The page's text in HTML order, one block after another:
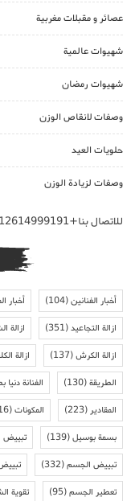
عصائر و مقبلات مغربية
شهيوات عالمية
شهيوات رمضان
وصفات لانقاص الوزن
حلويات العيد
وصفات لزيادة الوزن
للاتصال بنا+212614999191
أخبار الفنانين(104) أخبار
ازالة التجاعيد(351) ازالة
ازالة الكرش(137) ازالة
الطريقة(130) الفنانة دنيا
المقادير(223) المكونات(116)
بسمة بوسيل(139) تبييض
تبييض الجسم(332)
تعطير الجسم(95) تقوية